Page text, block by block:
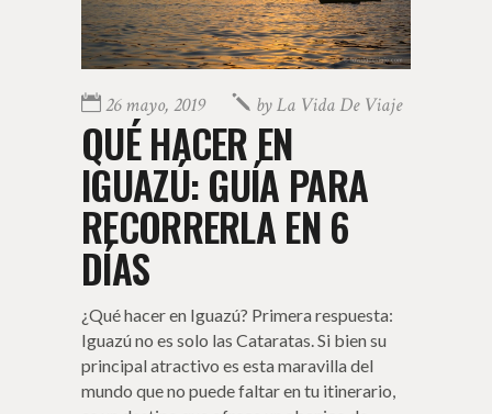
26 mayo, 2019 byLa Vida De Viaje
QUÉ HACER EN
IGUAZÚ: GUÍA PARA
RECORRERLA EN 6
DÍAS
¿Qué hacer en Iguazú? Primera respuesta:
Iguazú no es solo las Cataratas. Si bien su
principal atractivo es esta maravilla del
mundo que no puede faltar en tu itinerario,